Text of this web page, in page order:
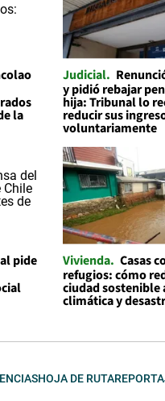
la
Judicial
y pidió rebajar
hija: Tribunal lo
reducir sus
voluntariamente
pide
Vivienda Casas
refugios: cómo
ciudad sostenible
climática y
HOJA DE RUTA